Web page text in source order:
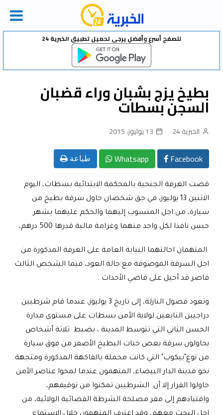
Skip
لتصفح أسرع وأفضل يرجى تحميل تطبيق الخبرية 24
بطيخ يزج بشبان وراء قضبان
السجن بسطات
الخبرية 24 13 يوليوز، 2015
Facebook
Whatsapp طباعة
قضت الغرفة الجنحية بالمحكمة الابتدائية بسطات، اليوم
الاثنين 13 يوليوز، في حق شخصان حاول سرقة بطيخ من
سيارة، من اجل المنسوب إليهما والحكم عليهما بشهر
حبس نافذا لكل واحد منهما وغرامة مالية قدرها 500 درهم،
المتهمان احالتهما النيابة العامة على الغرفة المذكورة من
اجل السرقة الموصوفة مع حالة العود، فيما الشخص الثالث
قاصر قد أحيل على قاضي الأحداث .
وتعود فصول النازلة، إلى تاريخ 3 يوليوز، عندما قام شرطيين
دراجيين التابعين لولاية الأمن بسطات على مستوى مدارة
الحسن الثاني التي تتوسط المدينة ، بضبط ثلاثة أشخاص
يحاولون سرقة بعض حبات البطيخ الأصفر من فوق سيارة
من نوع"بيكوب" التي كانت محملة بالفاكهة المذكورة ومتجهة
نحو مدينة الدار البيضاء، المتهمون عندما لمحوا عناصر الأمن
حاولوا الفرار إلا أن الشرطيين تمكنوا من توقيفهم،
واقتيادهم إلى مقر مصلحة الشرطة القضائية الولائية، من